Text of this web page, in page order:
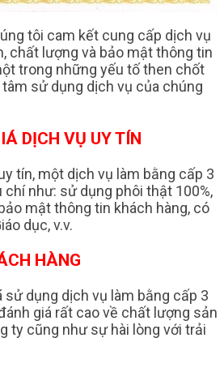
tôi cam kết cung cấp dịch vụ
chất lượng và bảo mật thông tin
trong những yếu tố then chốt
sử dụng dịch vụ của chúng
DỊCH VỤ UY TÍN
tín, một dịch vụ làm bằng cấp 3
như: sử dụng phôi thật 100%,
mật thông tin khách hàng, có
dục, v.v.
HÀNG
sử dụng dịch vụ làm bằng cấp 3
giá rất cao về chất lượng sản
ty cũng như sự hài lòng với trải